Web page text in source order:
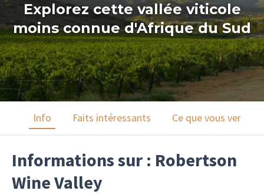
Explorez cette vallée viticole
moins connue d'Afrique du Sud
Info Faits intéressants Ce que vous verrez
Informations sur : Robertson
Wine Valley